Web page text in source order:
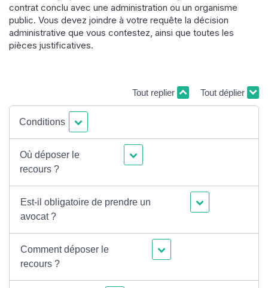
contrat conclu avec une administration ou un organisme
public. Vous devez joindre à votre requête la décision
administrative que vous contestez, ainsi que toutes les
pièces justificatives.
Tout replier Tout déplier
Conditions
Où déposer le
recours ?
Est-il obligatoire de prendre un
avocat ?
Comment déposer le
recours ?